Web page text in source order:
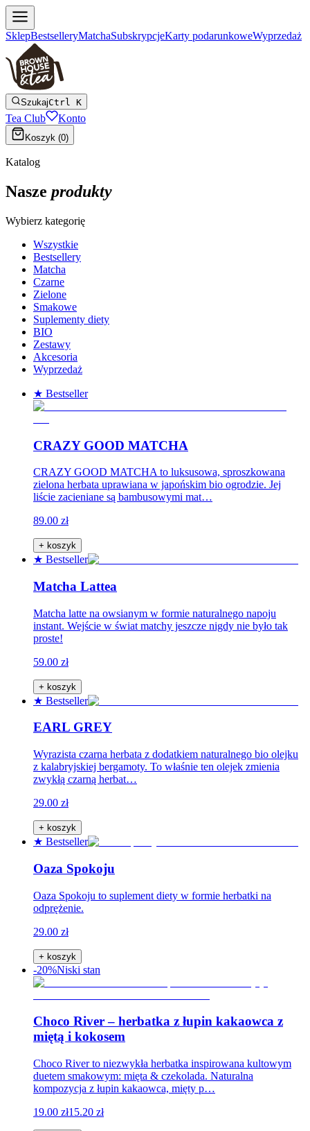
SklepBestselleryMatchaSubskrypcjeKarty podarunkoweWyprzedaż
SzukajCtrl K
Tea Club Konto
Koszyk (0)
Katalog
Nasze produkty
Wybierz kategorię
Wszystkie
Bestsellery
Matcha
Czarne
Zielone
Smakowe
Suplementy diety
BIO
Zestawy
Akcesoria
Wyprzedaż
★ Bestseller
CRAZY GOOD MATCHA
CRAZY GOOD MATCHA to luksusowa, sproszkowana
zielona herbata uprawiana w japońskim bio ogrodzie. Jej
liście zacieniane są bambusowymi mat…
89.00 zł
+ koszyk
★ Bestseller
Matcha Lattea
Matcha latte na owsianym w formie naturalnego napoju
instant. Wejście w świat matchy jeszcze nigdy nie było tak
proste!
59.00 zł
+ koszyk
★ Bestseller
EARL GREY
Wyrazista czarna herbata z dodatkiem naturalnego bio olejku
z kalabryjskiej bergamoty. To właśnie ten olejek zmienia
zwykłą czarną herbat…
29.00 zł
+ koszyk
★ Bestseller
Oaza Spokoju
Oaza Spokoju to suplement diety w formie herbatki na
odprężenie.
29.00 zł
+ koszyk
-20%Niski stan
Choco River – herbatka z łupin kakaowca z
miętą i kokosem
Choco River to niezwykła herbatka inspirowana kultowym
duetem smakowym: mięta & czekolada. Naturalna
kompozycja z łupin kakaowca, mięty p…
19.00 zł15.20 zł